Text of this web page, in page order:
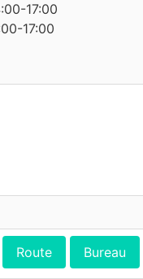
17:00
17:00
Route Bureau